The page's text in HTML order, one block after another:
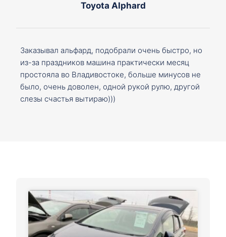
Toyota Alphard
Заказывал альфард, подобрали очень быстро, но
из-за праздников машина практически месяц
простояла во Владивостоке, больше минусов не
было, очень доволен, одной рукой рулю, другой
слезы счастья вытираю)))